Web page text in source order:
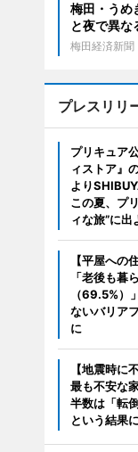
梅田・う
と夜で異
梅田経済新聞
プレスリリ
プリキュア
ィストア』
より
この夏、プ
ィな旅”に出
【平屋への
「老後も暮
（69.5%）
ないバリア
に
【地震時に
最も不安な
半数は「転
という結果